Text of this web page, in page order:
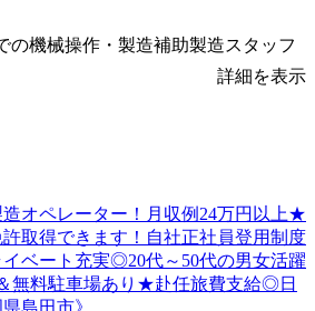
の機械操作・製造補助製造スタッフ
詳細を表示